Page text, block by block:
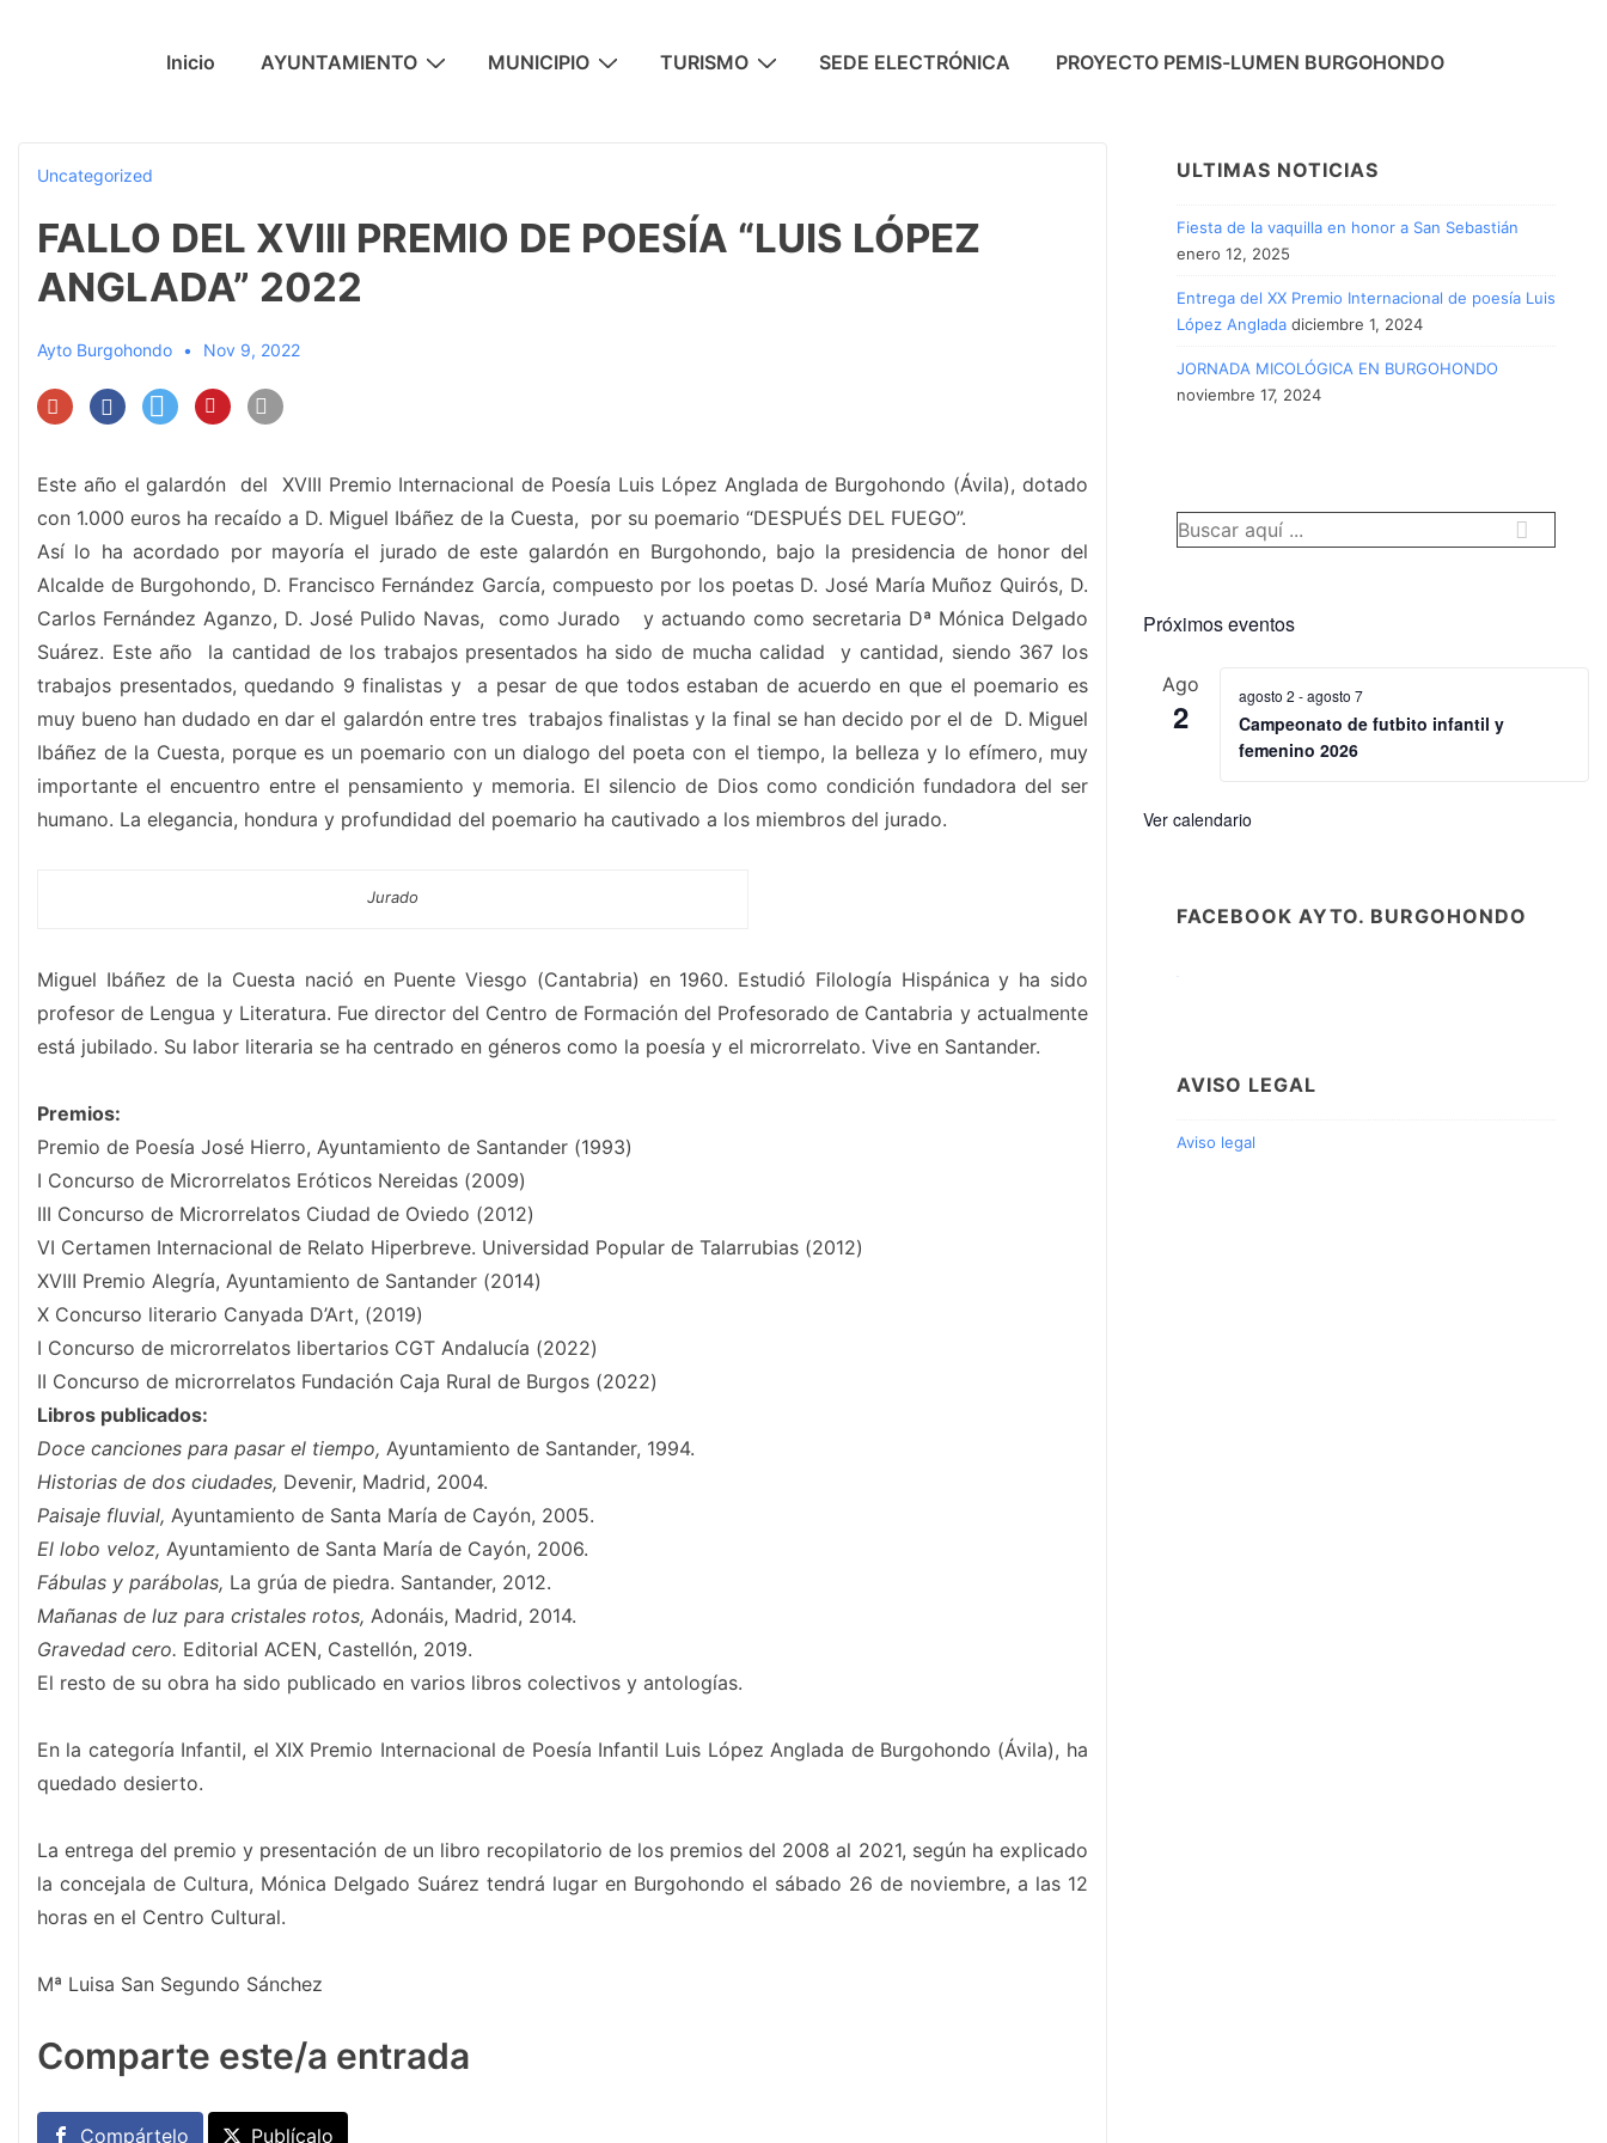
Navegación
Inicio AYUNTAMIENTO MUNICIPIO TURISMO SEDE ELECTRÓNICA PROYECTO PEMIS-LUMEN BURGOHONDO
Uncategorized
FALLO DEL XVIII PREMIO DE POESÍA “LUIS LÓPEZ
ANGLADA” 2022
Ayto Burgohondo Nov 9, 2022
Este año el galardón del XVIII Premio Internacional de Poesía Luis López Anglada de Burgohondo (Ávila), dotado
con 1.000 euros ha recaído a D. Miguel Ibáñez de la Cuesta, por su poemario “DESPUÉS DEL FUEGO”.
Así lo ha acordado por mayoría el jurado de este galardón en Burgohondo, bajo la presidencia de honor del
Alcalde de Burgohondo, D. Francisco Fernández García, compuesto por los poetas D. José María Muñoz Quirós, D.
Carlos Fernández Aganzo, D. José Pulido Navas, como Jurado y actuando como secretaria Dª Mónica Delgado
Suárez. Este año la cantidad de los trabajos presentados ha sido de mucha calidad y cantidad, siendo 367 los
trabajos presentados, quedando 9 finalistas y a pesar de que todos estaban de acuerdo en que el poemario es
muy bueno han dudado en dar el galardón entre tres trabajos finalistas y la final se han decido por el de D. Miguel
Ibáñez de la Cuesta, porque es un poemario con un dialogo del poeta con el tiempo, la belleza y lo efímero, muy
importante el encuentro entre el pensamiento y memoria. El silencio de Dios como condición fundadora del ser
humano. La elegancia, hondura y profundidad del poemario ha cautivado a los miembros del jurado.
Jurado
Miguel Ibáñez de la Cuesta nació en Puente Viesgo (Cantabria) en 1960. Estudió Filología Hispánica y ha sido
profesor de Lengua y Literatura. Fue director del Centro de Formación del Profesorado de Cantabria y actualmente
está jubilado. Su labor literaria se ha centrado en géneros como la poesía y el microrrelato. Vive en Santander.
Premios:
Premio de Poesía José Hierro, Ayuntamiento de Santander (1993)
I Concurso de Microrrelatos Eróticos Nereidas (2009)
III Concurso de Microrrelatos Ciudad de Oviedo (2012)
VI Certamen Internacional de Relato Hiperbreve. Universidad Popular de Talarrubias (2012)
XVIII Premio Alegría, Ayuntamiento de Santander (2014)
X Concurso literario Canyada D’Art, (2019)
I Concurso de microrrelatos libertarios CGT Andalucía (2022)
II Concurso de microrrelatos Fundación Caja Rural de Burgos (2022)
Libros publicados:
Doce canciones para pasar el tiempo, Ayuntamiento de Santander, 1994.
Historias de dos ciudades, Devenir, Madrid, 2004.
Paisaje fluvial, Ayuntamiento de Santa María de Cayón, 2005.
El lobo veloz, Ayuntamiento de Santa María de Cayón, 2006.
Fábulas y parábolas, La grúa de piedra. Santander, 2012.
Mañanas de luz para cristales rotos, Adonáis, Madrid, 2014.
Gravedad cero. Editorial ACEN, Castellón, 2019.
El resto de su obra ha sido publicado en varios libros colectivos y antologías.
En la categoría Infantil, el XIX Premio Internacional de Poesía Infantil Luis López Anglada de Burgohondo (Ávila), ha
quedado desierto.
La entrega del premio y presentación de un libro recopilatorio de los premios del 2008 al 2021, según ha explicado
la concejala de Cultura, Mónica Delgado Suárez tendrá lugar en Burgohondo el sábado 26 de noviembre, a las 12
horas en el Centro Cultural.
Mª Luisa San Segundo Sánchez
Comparte este/a entrada
Compártelo Publícalo
ULTIMAS NOTICIAS
Fiesta de la vaquilla en honor a San Sebastián
enero 12, 2025
Entrega del XX Premio Internacional de poesía Luis
López Anglada diciembre 1, 2024
JORNADA MICOLÓGICA EN BURGOHONDO
noviembre 17, 2024
Buscar
por:
Próximos eventos
Ago
2
agosto 2 -agosto 7
Campeonato de futbito infantil y
femenino 2026
Ver calendario
FACEBOOK AYTO. BURGOHONDO
AVISO LEGAL
Aviso legal